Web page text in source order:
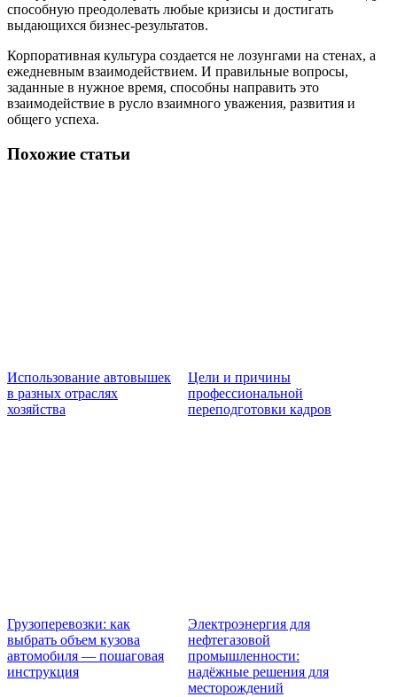
способную преодолевать любые кризисы и достигать
выдающихся бизнес-результатов.
Корпоративная культура создается не лозунгами на стенах, а
ежедневным взаимодействием. И правильные вопросы,
заданные в нужное время, способны направить это
взаимодействие в русло взаимного уважения, развития и
общего успеха.
Похожие статьи
Использование автовышек
в разных отраслях
хозяйства
Цели и причины
профессиональной
переподготовки кадров
Грузоперевозки: как
выбрать объем кузова
автомобиля — пошаговая
инструкция
Электроэнергия для
нефтегазовой
промышленности:
надёжные решения для
месторождений